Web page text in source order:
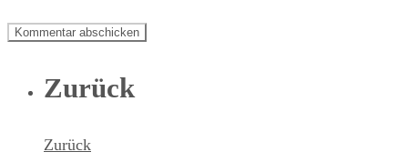
Zurück
Zurück